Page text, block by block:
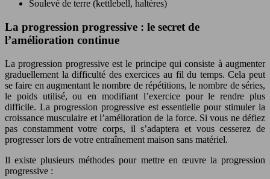
Soulevé de terre (kettlebell, haltères)
La progression progressive : le secret de
l’amélioration continue
La progression progressive est le principe qui consiste à augmenter
graduellement la difficulté des exercices au fil du temps. Cela peut
se faire en augmentant le nombre de répétitions, le nombre de séries,
le poids utilisé, ou en modifiant l’exercice pour le rendre plus
difficile. La progression progressive est essentielle pour stimuler la
croissance musculaire et l’amélioration de la force. Si vous ne défiez
pas constamment votre corps, il s’adaptera et vous cesserez de
progresser lors de votre entraînement maison sans matériel.
Il existe plusieurs méthodes pour mettre en œuvre la progression
progressive :